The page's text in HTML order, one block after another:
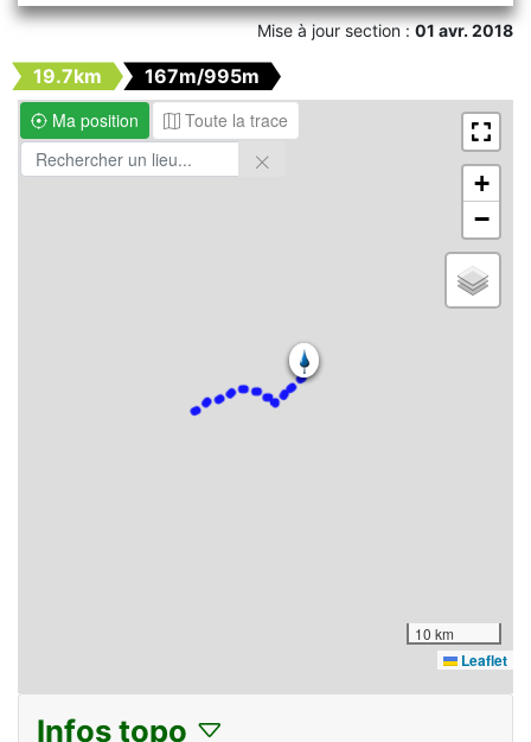
Mise à jour section :01 avr. 2018
19.7km
167m/995m
Ma position
Toute la trace
+
−
10 km
Leaflet
Infos topo